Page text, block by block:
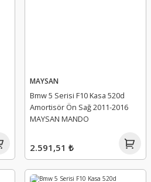
MAYSAN
Bmw 5 Serisi F10 Kasa 520d
Amortisör Ön Sağ 2011-2016
MAYSAN MANDO
2.591,51 ₺